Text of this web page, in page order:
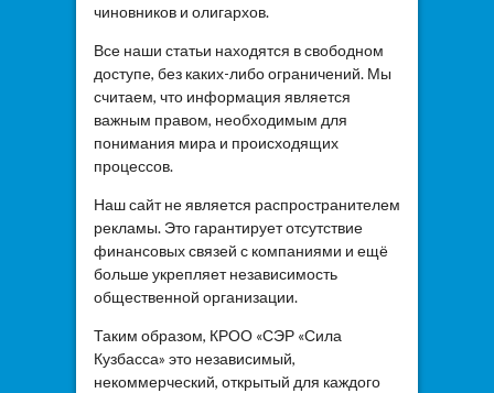
чиновников и олигархов.
Все наши статьи находятся в свободном
доступе, без каких-либо ограничений. Мы
считаем, что информация является
важным правом, необходимым для
понимания мира и происходящих
процессов.
Наш сайт не является распространителем
рекламы. Это гарантирует отсутствие
финансовых связей с компаниями и ещё
больше укрепляет независимость
общественной организации.
Таким образом, КРОО «СЭР «Сила
Кузбасса» это независимый,
некоммерческий, открытый для каждого